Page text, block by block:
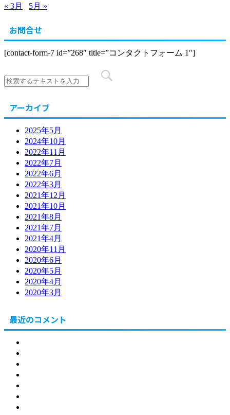
« 3月
5月 »
お問合せ
[contact-form-7 id=”268″ title=”コンタクトフォーム 1″]
アーカイブ
2025年5月
2024年10月
2022年11月
2022年7月
2022年6月
2022年3月
2021年12月
2021年10月
2021年8月
2021年7月
2021年4月
2020年11月
2020年6月
2020年5月
2020年4月
2020年3月
最近のコメント